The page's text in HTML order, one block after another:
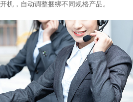
机，自动调整捆绑不同规格产品。